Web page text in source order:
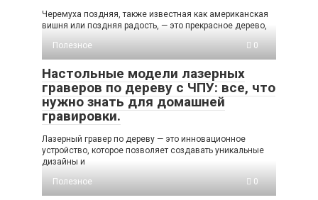
Черемуха поздняя, также известная как американская
вишня или поздняя радость, — это прекрасное дерево,
Полезное
0
Настольные модели лазерных
граверов по дереву с ЧПУ: все, что
нужно знать для домашней
гравировки.
Лазерный гравер по дереву — это инновационное
устройство, которое позволяет создавать уникальные
дизайны и
Полезное
0